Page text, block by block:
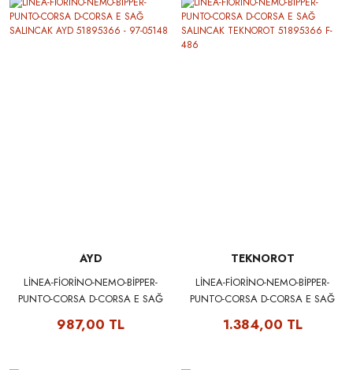
AYD
LİNEA-FİORİNO-NEMO-BİPPER-
PUNTO-CORSA D-CORSA E SAĞ
05148
987,00 TL
TEKNOROT
LİNEA-FİORİNO-NEMO-BİPPER-
PUNTO-CORSA D-CORSA E SAĞ
51895366 F-486
1.384,00 TL